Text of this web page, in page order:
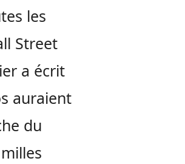
les
Street
a écrit
auraient
du